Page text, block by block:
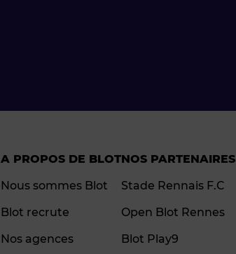
A PROPOS DE BLOT
Nous sommes Blot
Blot recrute
Nos agences
NOS PARTENAIRES
Stade Rennais F.C
Open Blot Rennes
Blot Play9